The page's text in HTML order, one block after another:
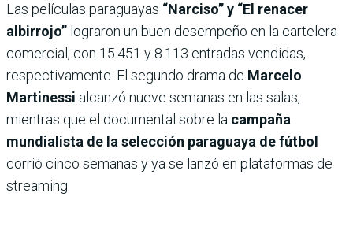
Las películas paraguayas “Narciso” y “El renacer
albirrojo” lograron un buen desempeño en la cartelera
comercial, con 15.451 y 8.113 entradas vendidas,
respectivamente. El segundo drama de Marcelo
Martinessi alcanzó nueve semanas en las salas,
mientras que el documental sobre la campaña
mundialista de la selección paraguaya de fútbol
corrió cinco semanas y ya se lanzó en plataformas de
streaming.